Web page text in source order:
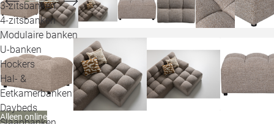
3-zitsbanken
4-zitsbanken
Modulaire banken
U-banken
Hockers
Hal- &
Eetkamerbanken
Daybeds
Alleen online